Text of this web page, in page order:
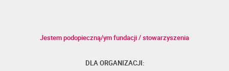
Jestem podopieczną/ym fundacji / stowarzyszenia
DLA ORGANIZACJI: